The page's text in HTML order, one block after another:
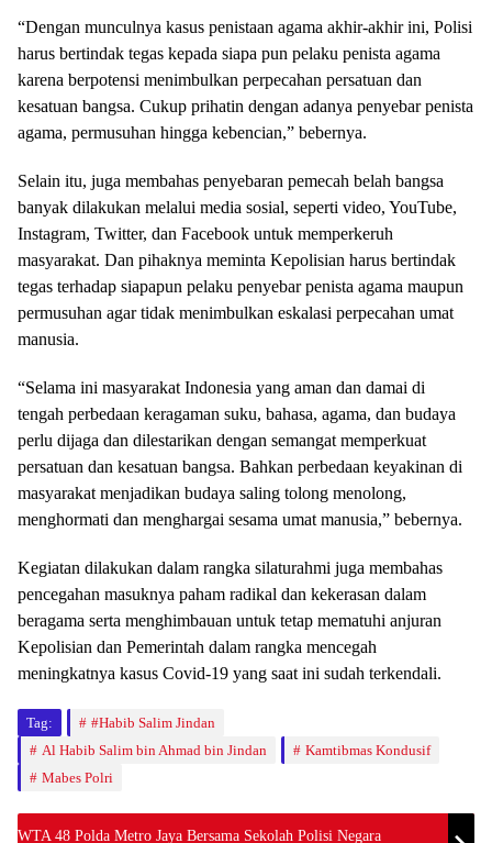
“Dengan munculnya kasus penistaan agama akhir-akhir ini, Polisi
harus bertindak tegas kepada siapa pun pelaku penista agama
karena berpotensi menimbulkan perpecahan persatuan dan
kesatuan bangsa. Cukup prihatin dengan adanya penyebar penista
agama, permusuhan hingga kebencian,” bebernya.
Selain itu, juga membahas penyebaran pemecah belah bangsa
banyak dilakukan melalui media sosial, seperti video, YouTube,
Instagram, Twitter, dan Facebook untuk memperkeruh
masyarakat. Dan pihaknya meminta Kepolisian harus bertindak
tegas terhadap siapapun pelaku penyebar penista agama maupun
permusuhan agar tidak menimbulkan eskalasi perpecahan umat
manusia.
“Selama ini masyarakat Indonesia yang aman dan damai di
tengah perbedaan keragaman suku, bahasa, agama, dan budaya
perlu dijaga dan dilestarikan dengan semangat memperkuat
persatuan dan kesatuan bangsa. Bahkan perbedaan keyakinan di
masyarakat menjadikan budaya saling tolong menolong,
menghormati dan menghargai sesama umat manusia,” bebernya.
Kegiatan dilakukan dalam rangka silaturahmi juga membahas
pencegahan masuknya paham radikal dan kekerasan dalam
beragama serta menghimbauan untuk tetap mematuhi anjuran
Kepolisian dan Pemerintah dalam rangka mencegah
meningkatnya kasus Covid-19 yang saat ini sudah terkendali.
Tag:
#Habib Salim Jindan
Al Habib Salim bin Ahmad bin Jindan
Kamtibmas Kondusif
Mabes Polri
WTA 48 Polda Metro Jaya Bersama Sekolah Polisi Negara